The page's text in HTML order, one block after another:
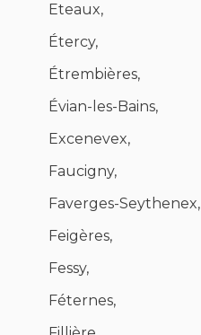
Eteaux,
Étercy,
Étrembières,
Évian-les-Bains,
Excenevex,
Faucigny,
Faverges-Seythenex,
Feigères,
Fessy,
Féternes,